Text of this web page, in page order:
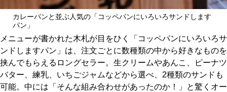
カレーパンと並ぶ人気の「コッペパンにいろいろサンドします
パン」
メニューが書かれた木札が目をひく「コッペパンにいろいろサ
ンドしますパン」は、注文ごとに数種類の中から好きなものを
挟んでもらえるロングセラー。生クリームやあんこ、ピーナツ
バター、練乳、いちごジャムなどから選べ、2種類のサンドも
可能。中には「そんな組み合わせがあったのか！」と驚くオー